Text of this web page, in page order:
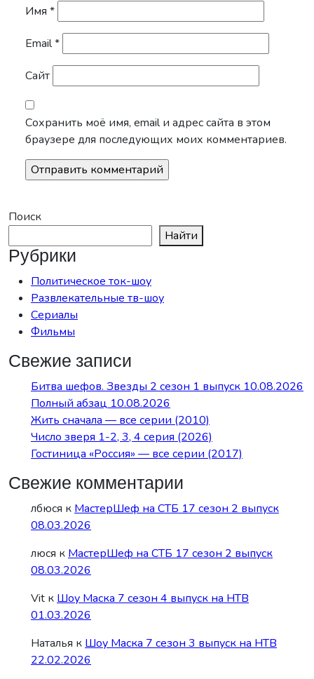
Имя *
Email*
Сайт
Сохранить моё имя, email и адрес сайта в этом
браузере для последующих моих комментариев.
Поиск
Найти
Рубрики
Политическое ток-шоу
Развлекательные тв-шоу
Сериалы
Фильмы
Свежие записи
Битва шефов. Звезды 2 сезон 1 выпуск 10.08.2026
Полный абзац 10.08.2026
Жить сначала — все серии (2010)
Число зверя 1-2, 3, 4 серия (2026)
Гостиница «Россия» — все серии (2017)
Свежие комментарии
лбюся к МастерШеф на СТБ 17 сезон 2 выпуск
08.03.2026
люся к МастерШеф на СТБ 17 сезон 2 выпуск
08.03.2026
Vit к Шоу Маска 7 сезон 4 выпуск на НТВ
01.03.2026
Наталья к Шоу Маска 7 сезон 3 выпуск на НТВ
22.02.2026